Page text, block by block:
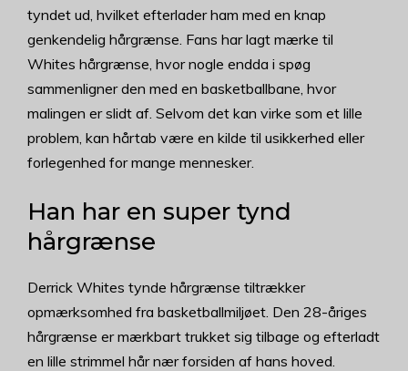
tyndet ud, hvilket efterlader ham med en knap
genkendelig hårgrænse. Fans har lagt mærke til
Whites hårgrænse, hvor nogle endda i spøg
sammenligner den med en basketballbane, hvor
malingen er slidt af. Selvom det kan virke som et lille
problem, kan hårtab være en kilde til usikkerhed eller
forlegenhed for mange mennesker.
Han har en super tynd
hårgrænse
Derrick Whites tynde hårgrænse tiltrækker
opmærksomhed fra basketballmiljøet. Den 28-åriges
hårgrænse er mærkbart trukket sig tilbage og efterladt
en lille strimmel hår nær forsiden af hans hoved.